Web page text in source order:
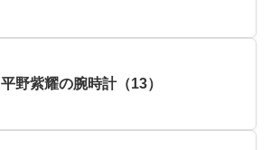
平野紫耀の腕時計（13）